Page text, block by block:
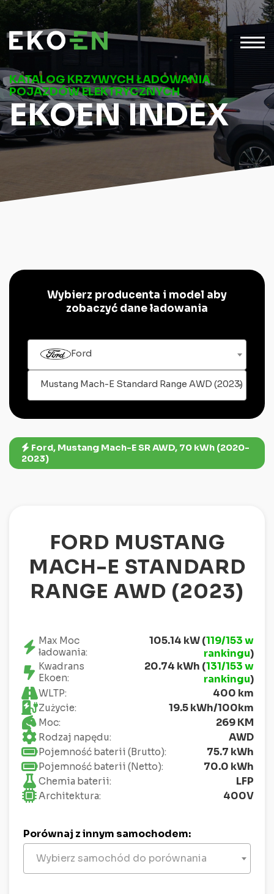
KATALOG KRZYWYCH ŁADOWANIA
POJAZDÓW ELEKTRYCZNYCH
EKOEN INDEX
Wybierz producenta i model aby
zobaczyć dane ładowania
Ford
Mustang Mach-E Standard Range AWD (2023)
Ford, Mustang Mach-E SR AWD, 70 kWh (2020-
2023)
FORD MUSTANG
MACH-E STANDARD
RANGE AWD (2023)
Max Moc
ładowania:
105.14 kW (119/153 w
rankingu)
Kwadrans
Ekoen:
20.74 kWh (131/153 w
rankingu)
WLTP: 400 km
Zużycie: 19.5 kWh/100km
Moc: 269 KM
Rodzaj napędu: AWD
Pojemność baterii (Brutto): 75.7 kWh
Pojemność baterii (Netto): 70.0 kWh
Chemia baterii: LFP
Architektura: 400V
Porównaj z innym samochodem:
Wybierz samochód do porównania